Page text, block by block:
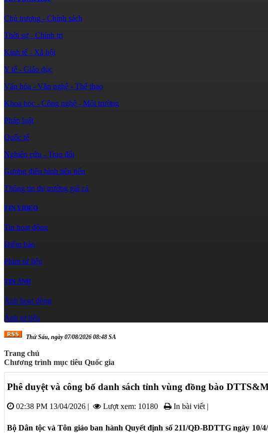
Chủ trương - Chính sách
Thời sự - Chính trị
Kinh tế - Xã hội
Y tế - Giáo dục
Văn hóa - Văn nghệ - Thể thao
Khoa học - Công nghệ - Môi trường
Pháp luật
Quốc tế
Nghiên cứu - Trao đổi
Gương điển hình tiên tiến
Thông tin thị trường giá cả
TIN VIDEO
Tin hoạt động
Điểm báo
Phim tư liệu
TIN ẢNH
Ảnh hoạt động
Ảnh tư liệu
Thứ Sáu, ngày 07/08/2026 08:48 SA
Trang chủ
Chương trình mục tiêu Quốc gia
Phê duyệt và công bố danh sách tỉnh vùng đồng bào
02:38 PM 13/04/2026 | Lượt xem: 10180 In bài viết |
Bộ Dân tộc và Tôn giáo ban hành Quyết định số 211/QĐ-BDTTG ngày